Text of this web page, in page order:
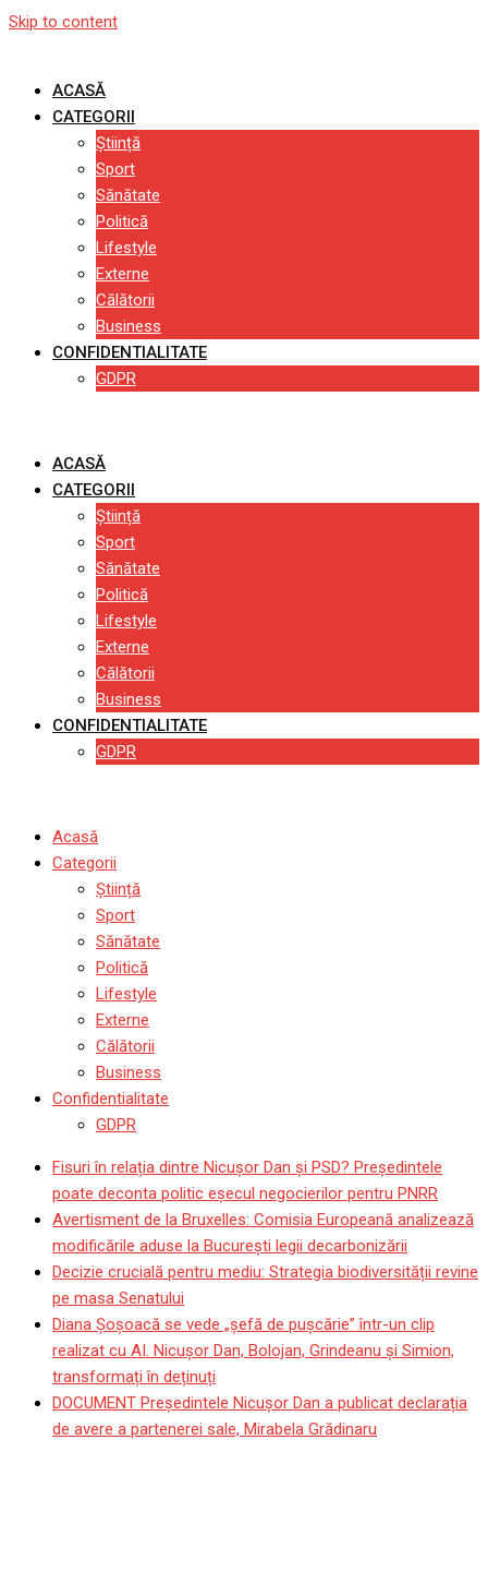
Skip to content
ACASĂ
CATEGORII
Știință
Sport
Sănătate
Politică
Lifestyle
Externe
Călătorii
Business
CONFIDENTIALITATE
GDPR
ACASĂ
CATEGORII
Știință
Sport
Sănătate
Politică
Lifestyle
Externe
Călătorii
Business
CONFIDENTIALITATE
GDPR
Acasă
Categorii
Știință
Sport
Sănătate
Politică
Lifestyle
Externe
Călătorii
Business
Confidentialitate
GDPR
Fisuri în relația dintre Nicușor Dan și PSD? Președintele
poate deconta politic eșecul negocierilor pentru PNRR
Avertisment de la Bruxelles: Comisia Europeană analizează
modificările aduse la București legii decarbonizării
Decizie crucială pentru mediu: Strategia biodiversității revine
pe masa Senatului
Diana Șoșoacă se vede „șefă de pușcărie” într-un clip
realizat cu AI. Nicușor Dan, Bolojan, Grindeanu și Simion,
transformați în deținuți
DOCUMENT Președintele Nicușor Dan a publicat declarația
de avere a partenerei sale, Mirabela Grădinaru